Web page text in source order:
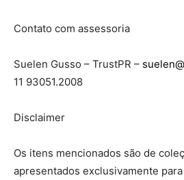
Contato com assessoria
Suelen Gusso – TrustPR –
11 93051.2008
Disclaimer
Os itens mencionados são de
apresentados exclusivamente